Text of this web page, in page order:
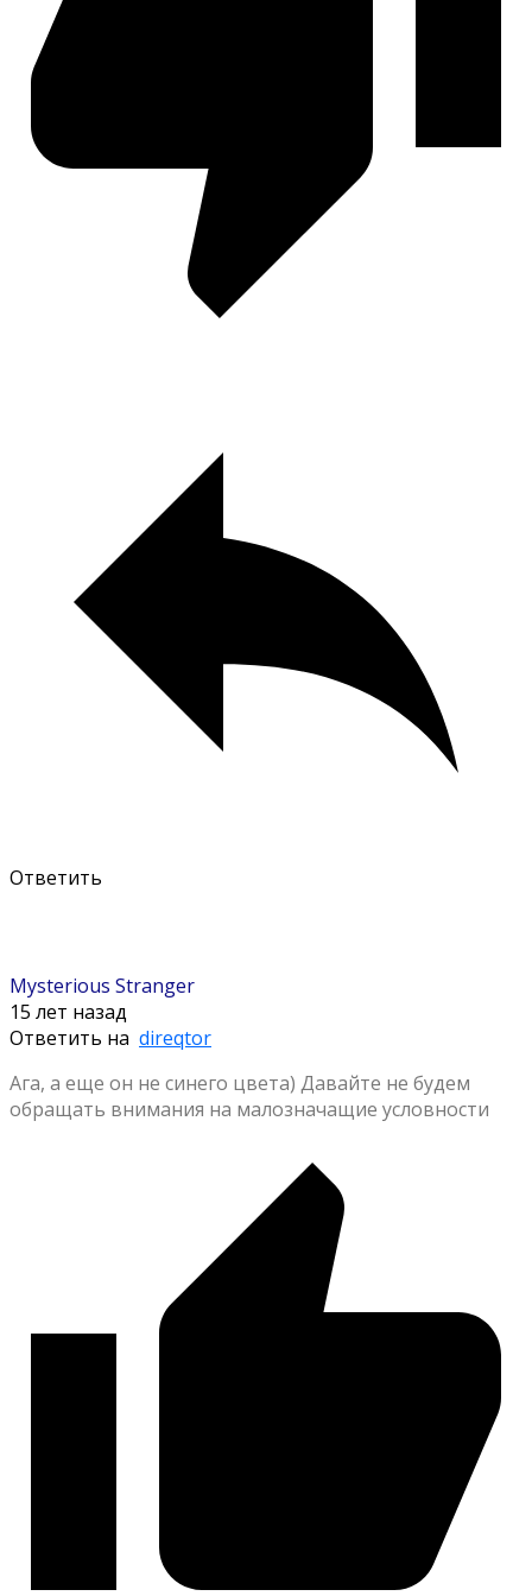
Ответить
Mysterious Stranger
15 лет назад
Ответить на direqtor
Ага, а еще он не синего цвета) Давайте не будем
обращать внимания на малозначащие условности